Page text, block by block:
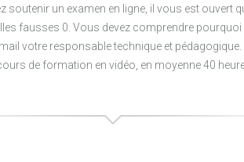
soutenir un examen en ligne, il vous est ouvert
fausses 0. Vous devez comprendre
votre responsable technique et pédagogique.
de formation en vidéo, en moyenne 40